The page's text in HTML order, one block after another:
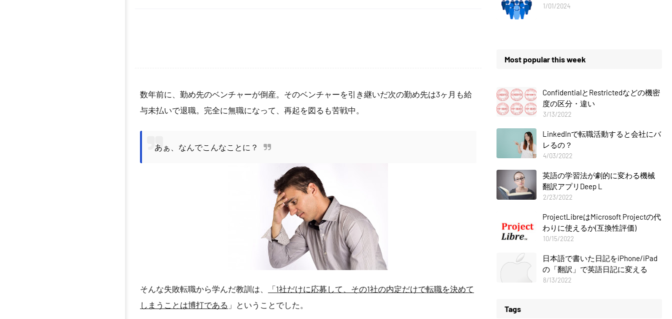
数年前に、勤め先のベンチャーが倒産。そのベンチャーを引き継いだ次の勤め先は3ヶ月も給
与未払いで退職。完全に無職になって、再起を図るも苦戦中。
あぁ、なんでこんなことに？
そんな失敗転職から学んだ教訓は、
「1社だけに応募して、その1社の内定だけで転職を決めて
しまうことは博打である 」ということでした。
1/01/2024
Most popular this week
ConfidentialとRestrictedなどの機密
度の区分・違い
3/13/2022
LinkedInで転職活動すると会社にバ
レるの？
4/03/2022
英語の学習法が劇的に変わる機械
翻訳アプリDeep L
2/23/2022
ProjectLibreはMicrosoft Projectの代
わりに使えるか(互換性評価)
10/15/2022
日本語で書いた日記をiPhone/iPad
の「翻訳」で英語日記に変える
8/13/2022
Tags